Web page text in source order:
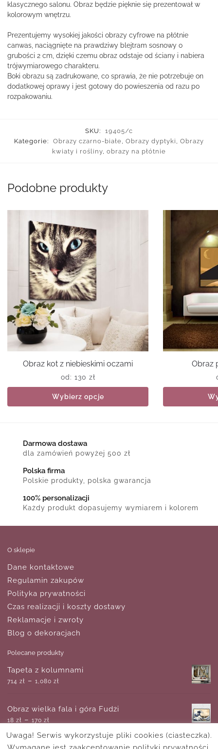
klasycznego salonu. Obraz będzie pięknie się prezentował w
kolorowym wnętrzu.
Prezentujemy wysokiej jakości obrazy cyfrowe na płótnie
canwas, naciągnięte na prawdziwy blejtram sosnowy o
grubości 2 cm, dzięki czemu obraz odstaje od ściany i nabiera
trójwymiarowego charakteru.
Boki obrazu są zadrukowane, co sprawia, że nie potrzebuje on
dodatkowej oprawy i jest gotowy do powieszenia od razu po
rozpakowaniu.
SKU:
19405/c
Kategorie:
Obrazy czarno-białe, Obrazy dyptyki , Obrazy
kwiaty i rośliny, obrazy na płótnie
Podobne produkty
Obraz kot z niebieskimi oczami
od: 130 zł
Wybierz opcje
Obraz
Darmowa dostawa
dla zamówień powyżej 500 zł
Polska firma
Polskie produkty, polska gwarancja
100% personalizacji
Każdy produkt dopasujemy wymiarem i kolorem
O sklepie
Dane kontaktowe
Regulamin zakupów
Polityka prywatności
Czas realizacji i koszty dostawy
Reklamacje i zwroty
Blog o dekoracjach
Polecane produkty
Tapeta z kolumnami
714 zł – 1,080 zł
Obraz wielka fala i góra Fudżi
18 zł – 170 zł
Uwaga! Serwis wykorzystuje pliki cookies (ciasteczka).